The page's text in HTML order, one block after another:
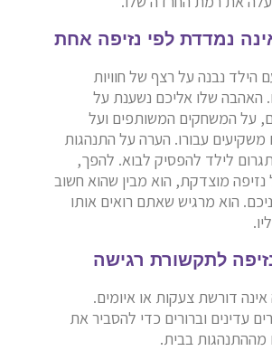
נבנה על רצף של חוויות
האהבה שלו אליכם נשענת על
על המשחקים המשותפים ועל
עבורו. הערה על התנהגות
לילד להפסיק לבוא. להפך,
מוצדקת, הוא מבין שהוא חשוב
הוא מרגיש שאתם רואים אותו
דורשת צעקות או איומים.
עדינים וברורים כדי להסביר את
מההתנהגות בבית.